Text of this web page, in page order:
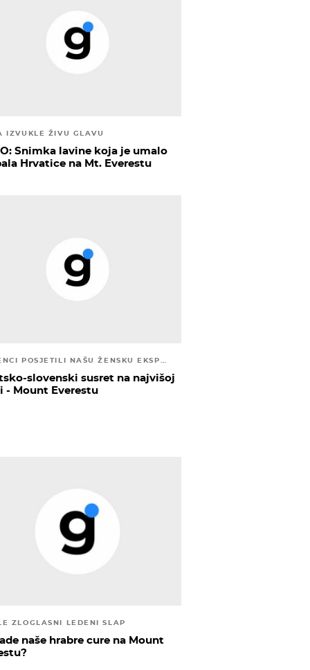
IZVUKLE ŽIVU GLAVU
Snimka lavine koja je umalo
Hrvatice na Mt. Everestu
slovenski susret na najvišoj
- Mount Everestu
ZLOGLASNI LEDENI SLAP
naše hrabre cure na Mount